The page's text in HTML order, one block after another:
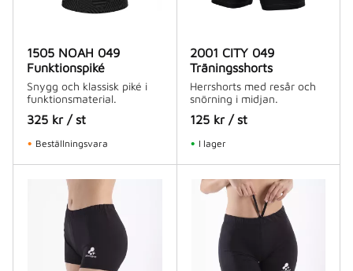
1505 NOAH 049
Funktionspiké
Snygg och klassisk piké i
funktionsmaterial.
325kr /st
Beställningsvara
2001 CITY 049
Träningsshorts
Herrshorts med resår och
snörning i midjan.
125 kr /st
I lager